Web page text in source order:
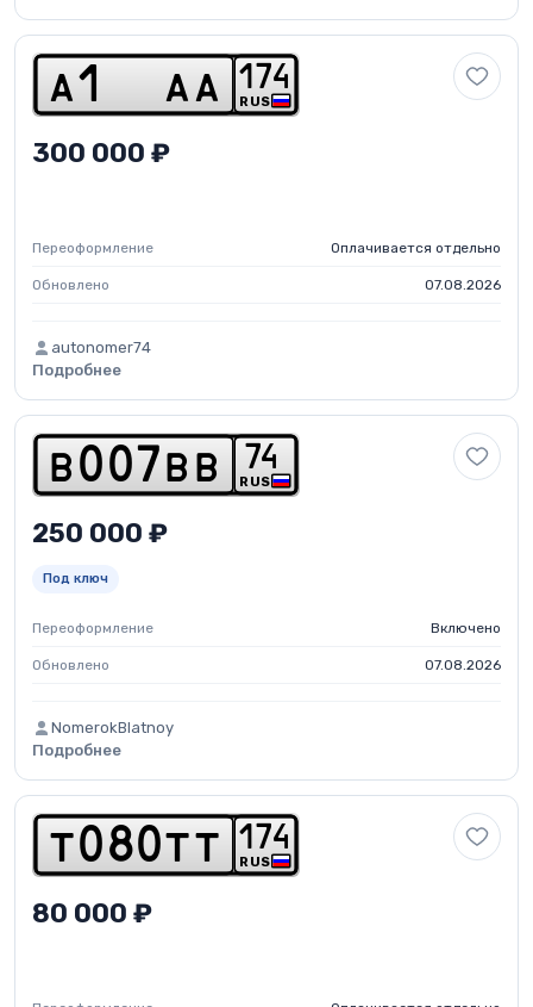
a 1 a a RUS
1 74
300 000 ₽
Переоформление Оплачивается отдельно
Обновлено 07.08.2026
autonomer74
Подробнее
b 0 0 7 b b RUS
74
250 000 ₽
Под ключ
Переоформление Включено
Обновлено 07.08.2026
NomerokBlatnoy
Подробнее
t 0 80t t RUS
1 74
80 000 ₽